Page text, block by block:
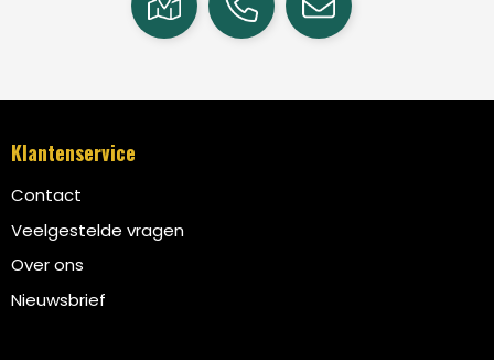
Klantenservice
Contact
Veelgestelde vragen
Over ons
Nieuwsbrief